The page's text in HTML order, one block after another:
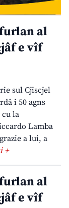
al
e vîf
sul Cjiscjel
i 50 agns
cu la
Lamba
a lui, a
+
al
e vîf